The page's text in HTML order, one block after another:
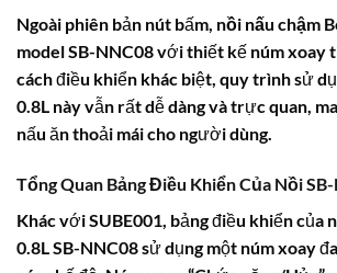
Ngoài phiên bản nút bấm, nồi nấu chậm
model SB-NNC08 với thiết kế núm xoay
cách điều khiển khác biệt, quy trình sử
0.8L này vẫn rất dễ dàng và trực quan,
nấu ăn thoải mái cho người dùng.
Tổng Quan Bảng Điều Khiển Của Nồi
Khác với SUBE001, bảng điều khiển của
0.8LSB-NNC08 sử dụng một núm xoay